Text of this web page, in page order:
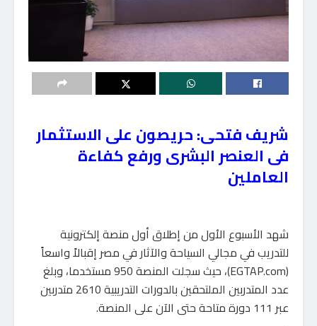
شريف فتحى: حريصون على الاستثمار
فى العنصر البشرى ورفع كفاءة
العاملين
شهد الأسبوع الأول من إطلاق أول منصة إلكترونية
للتدريب في مجالي السياحة والآثار في مصر إقبالاً واسعاً
(EGTAP.com)، حيث سجلت المنصة 950 مستخدما، وبلغ
عدد المتدربين الملتحقين بالدورات التدريبية 2610 متدربين
عبر 111 دورة متاحة حتى الآن على المنصة.